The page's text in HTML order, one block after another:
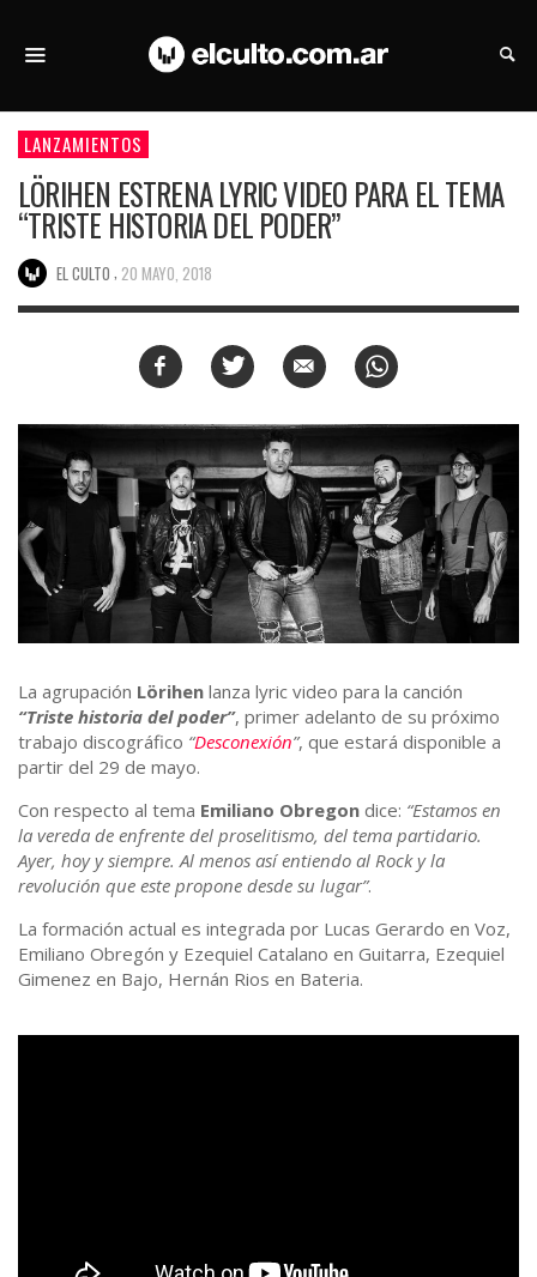
LANZAMIENTOS
LÖRIHEN ESTRENA LYRIC VIDEO PARA EL TEMA
“TRISTE HISTORIA DEL PODER”
EL CULTO 20 MAYO, 2018
La agrupación Lörihen lanza lyric video para la canción
“Triste historia del poder”, primer adelanto de su próximo
trabajo discográfico “Desconexión”, que estará disponible a
partir del 29 de mayo.
Con respecto al tema Emiliano Obregon dice: “Estamos en
la vereda de enfrente del proselitismo, del tema partidario.
Ayer, hoy y siempre. Al menos así entiendo al Rock y la
revolución que este propone desde su lugar”.
La formación actual es integrada por Lucas Gerardo en Voz,
Emiliano Obregón y Ezequiel Catalano en Guitarra, Ezequiel
Gimenez en Bajo, Hernán Rios en Bateria.